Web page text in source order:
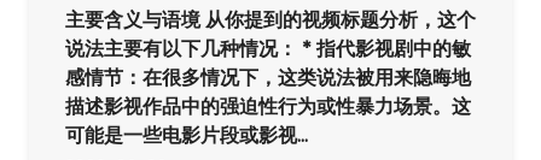
主要含义与语境 从你提到的视频标题分析，这个
说法主要有以下几种情况： * 指代影视剧中的敏
感情节：在很多情况下，这类说法被用来隐晦地
描述影视作品中的强迫性行为或性暴力场景。这
可能是一些电影片段或影视...